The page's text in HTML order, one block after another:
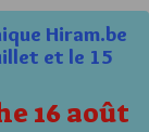
Hiram.be
et le 15
16 août